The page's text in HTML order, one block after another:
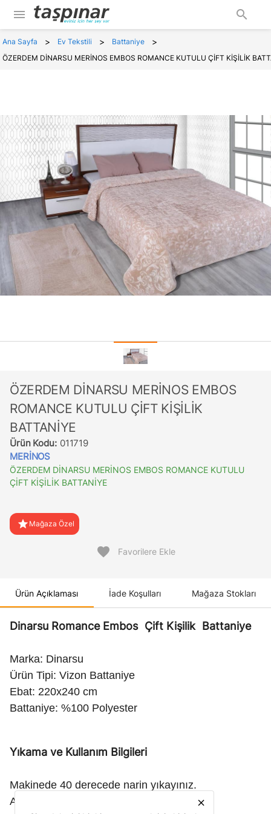
menu search
Ana Sayfa > Ev Tekstili > Battaniye >
ÖZERDEM DİNARSU MERİNOS EMBOS ROMANCE KUTULU ÇİFT KİŞİLİK
ÖZERDEM DİNARSU MERİNOS EMBOS
ROMANCE KUTULU ÇİFT KİŞİLİK
BATTANİYE
Ürün Kodu: 011719
MERİNOS
ÖZERDEM DİNARSU MERİNOS EMBOS ROMANCE KUTULU
ÇİFT KİŞİLİK BATTANİYE
star Mağaza Özel
favorite Favorilere Ekle
Ürün Açıklaması İade Koşulları Mağaza Stokları
Dinarsu Romance Embos Çift Kişilik Battaniye
Marka: Dinarsu
Ürün Tipi: Vizon Battaniye
Ebat: 220x240 cm
Battaniye: %100 Polyester
Yıkama ve Kullanım Bilgileri
Makinede 40 derecede narin yıkayınız.
Ağartıcı kullanmayınız.
close